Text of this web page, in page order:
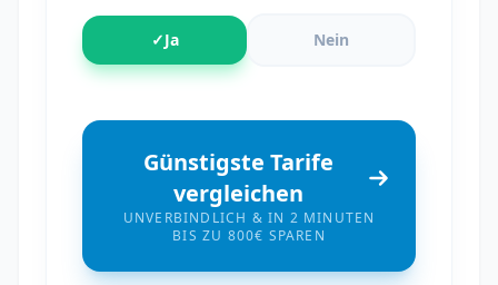
✓Ja Nein
Günstigste Tarife
vergleichen
UNVERBINDLICH & IN 2 MINUTEN
BIS ZU 800€ SPAREN